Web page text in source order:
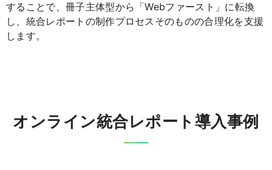
することで、冊子主体型から「Webファースト」に転換
し、統合レポートの制作プロセスそのものの合理化を支援
します。
オンライン統合レポート導入事例